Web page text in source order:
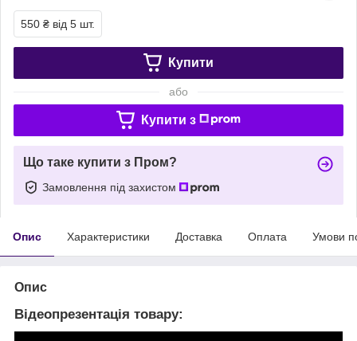
550 ₴ від 5 шт.
Купити
або
Купити з
Що таке купити з Пром?
Замовлення під захистом
Опис Характеристики Доставка Оплата Умови
Опис
Відеопрезентація товару: